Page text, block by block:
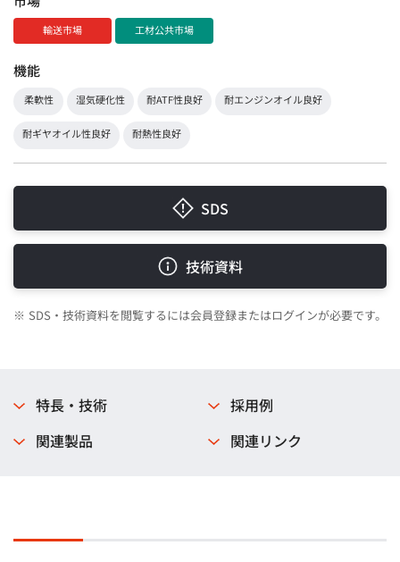
輸送市場 工材公共市場
機能
柔軟性 湿気硬化性 耐ATF性良好 耐エンジンオイル良好
耐ギヤオイル性良好 耐熱性良好
SDS
技術資料
※ SDS・技術資料を閲覧するには会員登録またはログインが必要です。
特長・技術
採用例
関連製品
関連リンク